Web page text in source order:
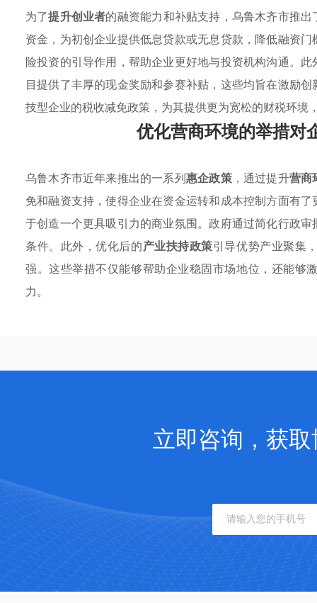
为了提升创业者的融资能力和补贴支持，乌鲁木齐市推
资金，为初创企业提供低息贷款或无息贷款，降低融资
险投资的引导作用，帮助企业更好地与投资机构沟通。
目提供了丰厚的现金奖励和参赛补贴，这些均旨在激励
技型企业的税收减免政策，为其提供更为宽松的财税环境
优化营商环境的举措对
乌鲁木齐市近年来推出的一系列惠企政策，通过提升营商
免和融资支持，使得企业在资金运转和成本控制方面有
于创造一个更具吸引力的商业氛围。政府通过简化行政
条件。此外，优化后的产业扶持政策引导优势产业聚集
强。这些举措不仅能够帮助企业稳固市场地位，还能够
力。
立即咨询，获